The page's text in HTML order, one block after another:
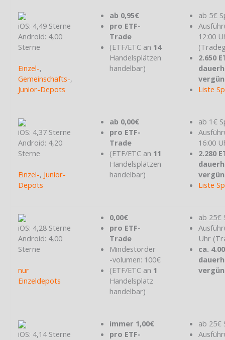
iOS: 4,49 Sterne
Android: 4,00
Sterne
Einzel-,
Gemeinschafts-,
Junior-Depots
ab 0,95€
pro ETF-
Trade
(ETF/ETC an 14
Handelsplätzen
handelbar)
ab 5€
12:00
2.650
Liste
iOS: 4,37 Sterne
Android: 4,20
Sterne
Einzel-, Junior-
Depots
ab 0,00€
pro ETF-
Trade
(ETF/ETC an 11
Handelsplätzen
handelbar)
ab 1€
16:00
2.280
Liste
iOS: 4,28 Sterne
Android: 4,00
Sterne
nur
Einzeldepots
0,00€
pro ETF-
Trade
Mindestorder
-volumen: 100€
(ETF/ETC an 1
Handelsplatz
handelbar)
ab 25€
Uhr
ca.
iOS: 4,14 Sterne
immer 1,00€
pro ETF-
ab 25€